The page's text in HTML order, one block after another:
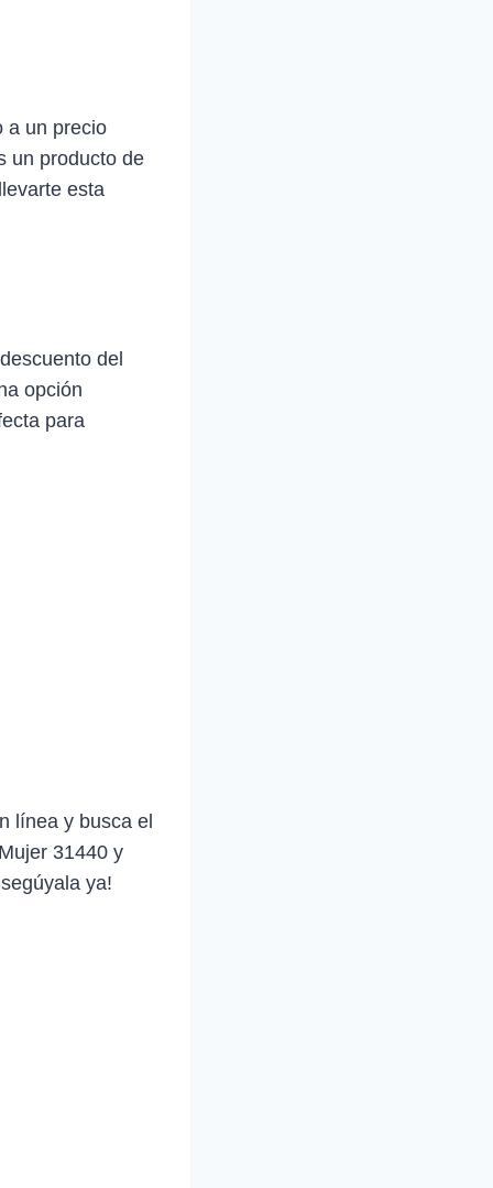
a un precio
un producto de
esta
del
opción
para
línea y busca el
31440 y
ya!